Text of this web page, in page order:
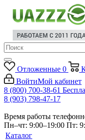
Отложенные 0
ВойтиМой кабинет
8 (800) 700-38-61
8 (903) 798-47-17
Время работы
Пн–чт: 9:00–19:00 Пт:
Каталог